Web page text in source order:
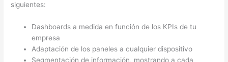
siguientes:
Dashboards a medida en función de los KPIs de tu
empresa
Adaptación de los paneles a cualquier dispositivo
Segmentación de información, mostrando a cada